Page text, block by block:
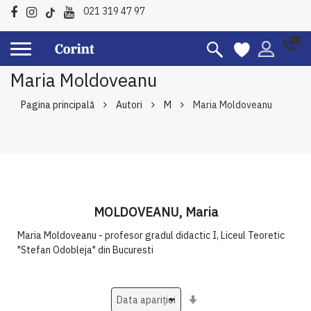
021 319 47 97
Maria Moldoveanu
Pagina principală Autori M Maria Moldoveanu
MOLDOVEANU, Maria
Maria Moldoveanu - profesor gradul didactic I, Liceul Teoretic
"Stefan Odobleja" din Bucuresti